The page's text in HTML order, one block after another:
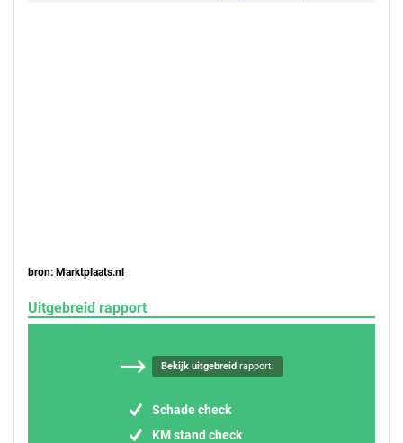
bron: Marktplaats.nl
Uitgebreid rapport
Bekijk uitgebreidrapport:
Schade check
KM stand check